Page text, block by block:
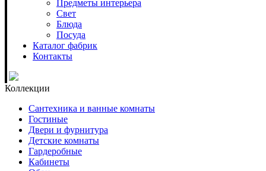
Предметы интерьера
Свет
Блюда
Посуда
Каталог фабрик
Контакты
Коллекции
Сантехника и ванные комнаты
Гостиные
Двери и фурнитура
Детские комнаты
Гардеробные
Кабинеты